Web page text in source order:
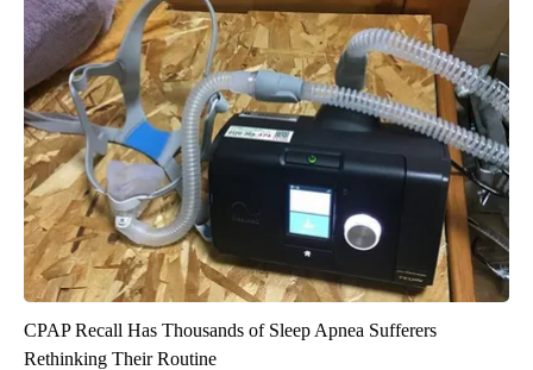
CPAP Recall Has Thousands of Sleep Apnea Sufferers
Rethinking Their Routine